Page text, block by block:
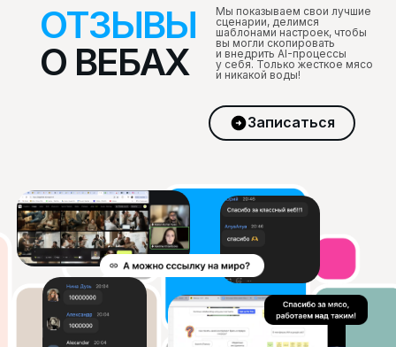
ОТЗЫВЫ
О ВЕБАХ
Мы показываем свои лучшие
сценарии, делимся
шаблонами настроек, чтобы
вы могли скопировать
и внедрить AI-процессы
у себя. Только жесткое мясо
и никакой воды!
Записаться